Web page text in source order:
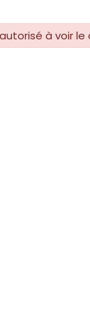
à voir